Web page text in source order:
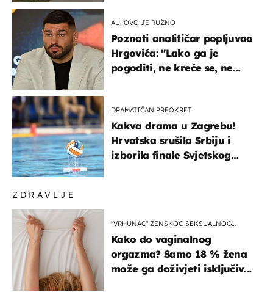
ZDRAVLJE
"VRHUNAC" ŽENSKOG SEKSUALNOG
Kako do vaginalnog
orgazma? Samo 18 % žena
može ga doživjeti isključivo
AU, OVO JE RUŽNO
Poznati analitičar popljuvao
Hrgovića: "Lako ga je
pogoditi, ne kreće se, ne
DRAMATIČAN PREOKRET
Kakva drama u Zagrebu!
Hrvatska srušila Srbiju i
izborila finale Svjetskog